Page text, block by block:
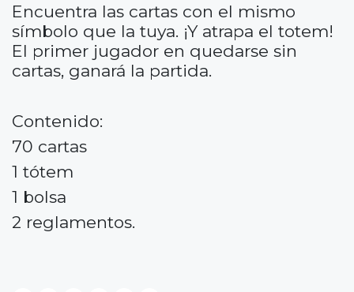
Encuentra las cartas con el mismo
símbolo que la tuya. ¡Y atrapa el totem!
El primer jugador en quedarse sin
cartas, ganará la partida.
Contenido:
70 cartas
1 tótem
1 bolsa
2 reglamentos.